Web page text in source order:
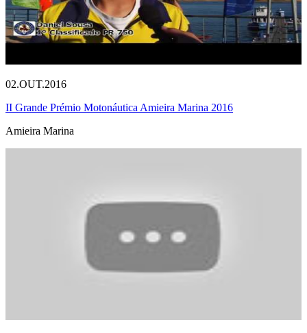
02.OUT.2016
II Grande Prémio Motonáutica Amieira Marina 2016
Amieira Marina